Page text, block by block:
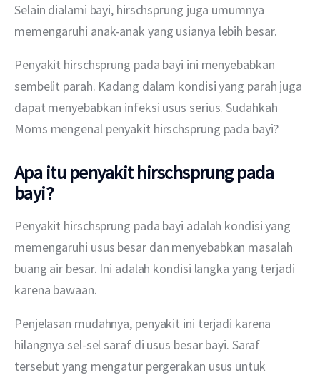
Layanan
Selain dialami bayi, hirschsprung juga umumnya
memengaruhi anak-anak yang usianya lebih besar.
Penyakit hirschsprung pada bayi ini menyebabkan
sembelit parah. Kadang dalam kondisi yang parah juga
dapat menyebabkan infeksi usus serius. Sudahkah
Moms mengenal penyakit hirschsprung pada bayi?
Apa itu penyakit hirschsprung pada
bayi?
Penyakit hirschsprung pada bayi adalah kondisi yang
memengaruhi usus besar dan menyebabkan masalah
buang air besar. Ini adalah kondisi langka yang terjadi
karena bawaan.
Penjelasan mudahnya, penyakit ini terjadi karena
hilangnya sel-sel saraf di usus besar bayi. Saraf
tersebut yang mengatur pergerakan usus untuk